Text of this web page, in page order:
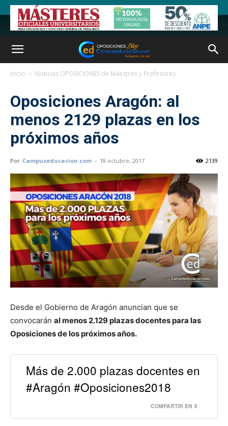
Inicio Noticias OPOSICIONES de Maestros y Profesores
Oposiciones Aragón: al
menos 2129 plazas en los
próximos años
Por Campuseducacion.com - 18 octubre, 2017 2139
Desde el Gobierno de Aragón anuncian que se
convocarán al menos 2.129 plazas docentes para las
Oposiciones de los próximos años.
Más de 2.000 plazas docentes en
#Aragón #Oposiciones2018
COMPARTIR EN X